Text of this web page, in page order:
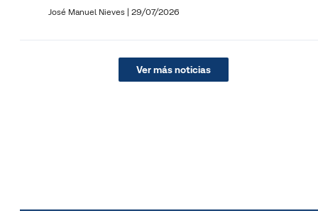
José Manuel Nieves | 29/07/2026
Ver más noticias